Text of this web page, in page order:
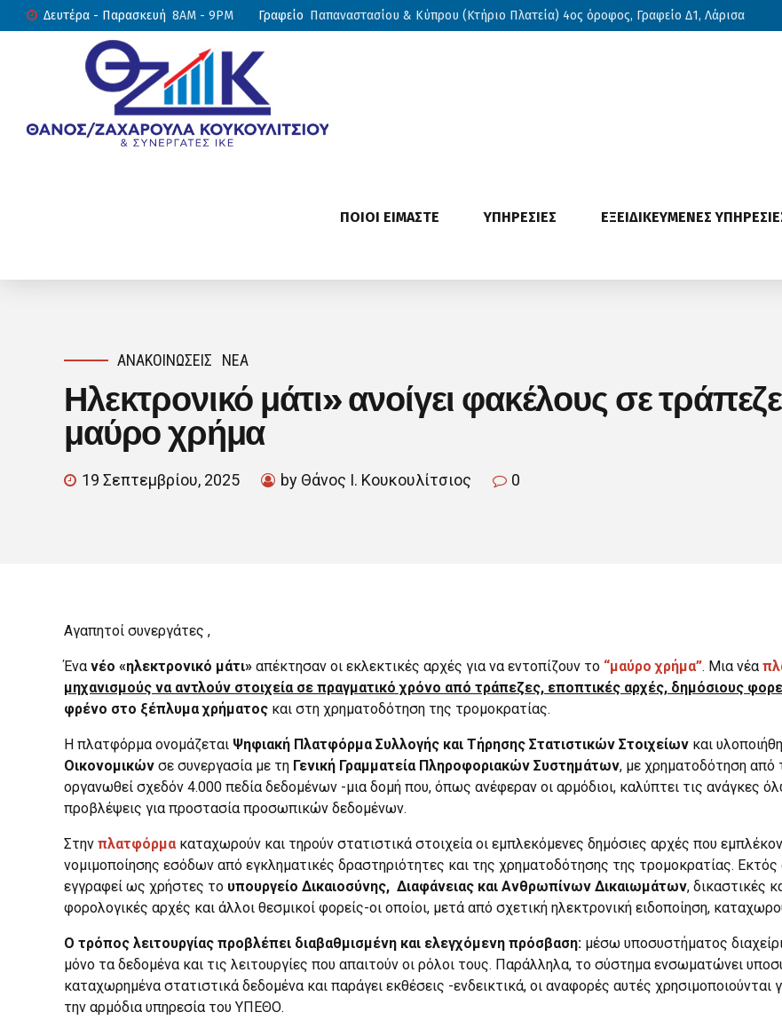
Δευτέρα - Παρασκευή 8AM - 9PM Γραφείο Παπαναστασίου & Κύπρου (Κτήριο Πλατεία) 4ος όροφος, Γραφείο Δ1, Λάρισα
ΠΟΙΟΙ ΕΙΜΑΣΤΕ ΥΠΗΡΕΣΙΕΣ ΕΞΕΙΔΙΚΕΥΜΕΝΕΣ
ΑΝΑΚΟΙΝΏΣΕΙΣ ΝΈΑ
Ηλεκτρονικό μάτι» ανοίγει φακέλους σε
μαύρο χρήμα
19 Σεπτεμβρίου, 2025 by Θάνος Ι. Κουκουλίτσιος 0
Αγαπητοί συνεργάτες ,
Ένα νέο «ηλεκτρονικό μάτι» απέκτησαν οι εκλεκτικές αρχές για να εντοπίζουν το “μαύρο χρήμα”. Μια νέα
μηχανισμούς να αντλούν στοιχεία σε πραγματικό χρόνο από τράπεζες, εποπτικές αρχές, δημόσιους
φρένο στο ξέπλυμα χρήματος και στη χρηματοδότηση της τρομοκρατίας.
Η πλατφόρμα ονομάζεται Ψηφιακή Πλατφόρμα Συλλογής και Τήρησης Στατιστικών Στοιχείων και
Οικονομικών σε συνεργασία με τη Γενική Γραμματεία Πληροφοριακών Συστημάτων, με χρηματοδότηση από
οργανωθεί σχεδόν 4.000 πεδία δεδομένων -μια δομή που, όπως ανέφεραν οι αρμόδιοι, καλύπτει τις ανάγκες
προβλέψεις για προστασία προσωπικών δεδομένων.
Στην πλατφόρμακαταχωρούν και τηρούν στατιστικά στοιχεία οι εμπλεκόμενες δημόσιες αρχές που
νομιμοποίησης εσόδων από εγκληματικές δραστηριότητες και της χρηματοδότησης της τρομοκρατίας.
εγγραφεί ως χρήστες το υπουργείο Δικαιοσύνης, Διαφάνειας και Ανθρωπίνων Δικαιωμάτων, δικαστικές
φορολογικές αρχές και άλλοι θεσμικοί φορείς-οι οποίοι, μετά από σχετική ηλεκτρονική ειδοποίηση,
Ο τρόπος λειτουργίας προβλέπει διαβαθμισμένη και ελεγχόμενη πρόσβαση: μέσω υποσυστήματος
μόνο τα δεδομένα και τις λειτουργίες που απαιτούν οι ρόλοι τους. Παράλληλα, το σύστημα ενσωματώνει
καταχωρημένα στατιστικά δεδομένα και παράγει εκθέσεις -ενδεικτικά, οι αναφορές αυτές
την αρμόδια υπηρεσία του ΥΠΕΘΟ.